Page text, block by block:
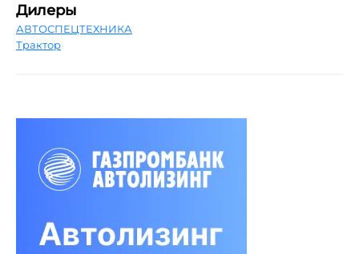
Дилеры
АВТОСПЕЦТЕХНИКА
Трактор